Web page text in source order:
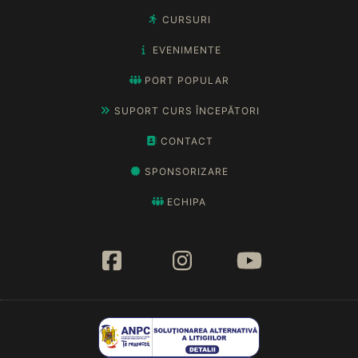
CURSURI
EVENIMENTE
PORT POPULAR
SUPORT CURS ÎNCEPĂTORI
CONTACT
SPONSORIZARE
ECHIPA